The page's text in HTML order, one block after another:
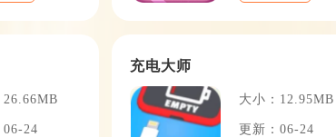
26.66MB
06-24
充电大师
大小：12.95MB
更新：06-24